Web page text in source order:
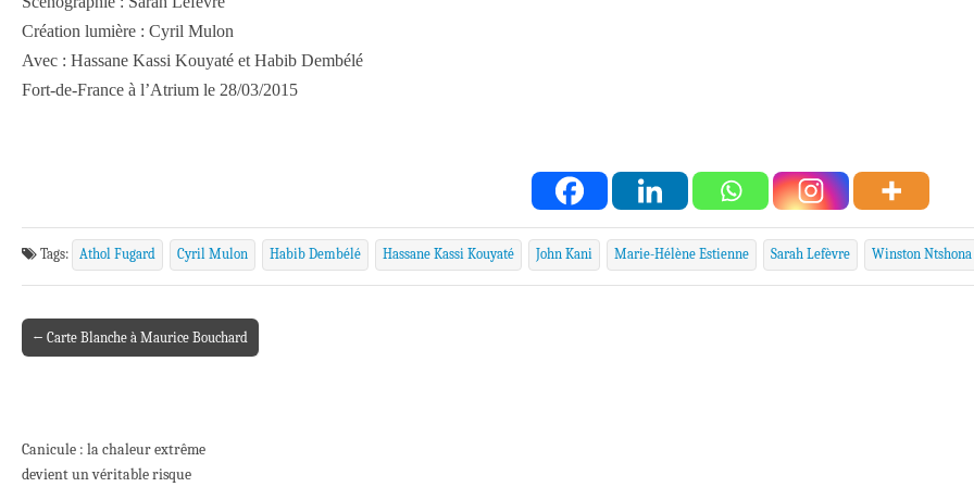
Création lumière : Cyril Mulon
Avec : Hassane Kassi Kouyaté et Habib Dembélé
Fort-de-France à l’Atrium le 28/03/2015
Tags: Athol Fugard Cyril Mulon Habib Dembélé Hassane Kassi Kouyaté John Kani Marie-Hélène Estienne Sarah Lefèvre Winston Ntshona
Post navigation
← Carte Blanche à Maurice Bouchard
Canicule : la chaleur extrême
devient un véritable risque